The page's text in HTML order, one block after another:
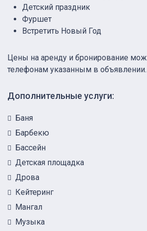
Детский праздник
Фуршет
Встретить Новый Год
Цены на аренду и бронирование
телефонам указанным в объявлении.
Дополнительные услуги:
Баня
Барбекю
Бассейн
Детская площадка
Дрова
Кейтеринг
Мангал
Музыка